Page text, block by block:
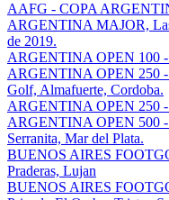
AAFG - COPA
ARGENTINA MAJOR,
de 2019.
ARGENTINA OPEN 100 -
ARGENTINA OPEN 250
Golf, Almafuerte, Cordoba.
ARGENTINA OPEN 250 -
ARGENTINA OPEN 500
Serranita, Mar del Plata.
BUENOS AIRES
Praderas, Lujan
BUENOS AIRES